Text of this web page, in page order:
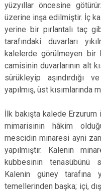
yüzyıllar öncesine
üzerine inşa edilmiştir. İç
yerine bir pırlantalı taç
tarafındaki duvarları
kalelerde görülmeyen bir
camisinin duvarlarının alt
sürükleyip
yapılmış, üst kısımlarında
İlk bakışta kalede
mimarisinin hâkim
mescidin minaresi ayni
yapılmıştır. Kalenin
kubbesinin tenasübünü
Kalenin güney tarafına
temellerinden başka; içi,